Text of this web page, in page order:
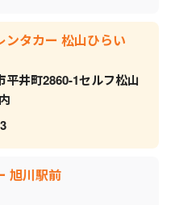
ンタカー 松山ひらい
平井町2860-1セルフ松山
旭川駅前